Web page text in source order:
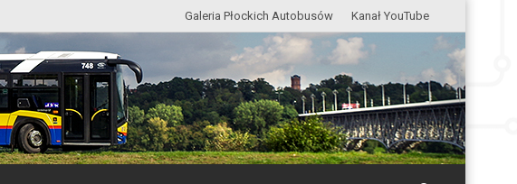
Galeria Płockich Autobusów Kanał YouTube